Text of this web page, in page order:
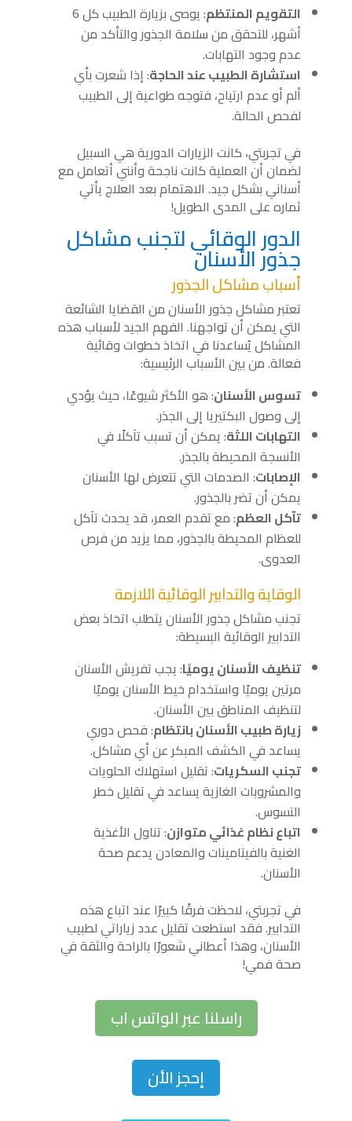
التقويم المنتظم
: يوصى بزيارة الطبيب كل 6
أشهر، للتحقق من سلامة الجذور والتأكد من
عدم وجود التهابات.
استشارة الطبيب عند الحاجة: إذا شعرت بأي
ألم أو عدم ارتياح، فتوجه طواعية إلى الطبيب
لفحص الحالة.
في تجربتي، كانت الزيارات الدورية هي السبيل
لضمان أن العملية كانت ناجحة وأنني أتعامل مع
أسناني بشكل جيد. الاهتمام بعد العلاج يأتي
ثماره على المدى الطويل!
الدور الوقائي لتجنب مشاكل
جذور الأسنان
أسباب مشاكل الجذور
تعتبر مشاكل جذور الأسنان من القضايا الشائعة
التي يمكن أن تواجهنا. الفهم الجيد لأسباب هذه
المشاكل يُساعدنا في اتخاذ خطوات وقائية
فعالة. من بين الأسباب الرئيسية:
تسوس الأسنان: هو الأكثر شيوعًا، حيث يؤدي
إلى وصول البكتيريا إلى الجذر.
التهابات اللثة: يمكن أن تسبب تآكلًا في
الأنسجة المحيطة بالجذر.
الإصابات: الصدمات التي تتعرض لها الأسنان
يمكن أن تضر بالجذور.
تآكل العظم: مع تقدم العمر، قد يحدث تآكل
للعظام المحيطة بالجذور، مما يزيد من فرص
العدوى.
الوقاية والتدابير الوقائية اللازمة
تجنب مشاكل جذور الأسنان يتطلب اتخاذ بعض
التدابير الوقائية البسيطة:
تنظيف الأسنان يوميًا: يجب تفريش الأسنان
مرتين يوميًا واستخدام خيط الأسنان يوميًا
لتنظيف المناطق بين الأسنان.
زيارة طبيب الأسنان بانتظام: فحص دوري
يساعد في الكشف المبكر عن أي مشاكل.
تجنب السكريات: تقليل استهلاك الحلويات
والمشروبات الغازية يساعد في تقليل خطر
التسوس.
اتباع نظام غذائي متوازن: تناول الأغذية
الغنية بالفيتامينات والمعادن يدعم صحة
الأسنان.
في تجربتي، لاحظت فرقًا كبيرًا عند اتباع هذه
التدابير. فقد استطعت تقليل عدد زياراتي لطبيب
الأسنان، وهذا أعطاني شعورًا بالراحة والثقة في
صحة فمي!
راسلنا عبر الواتس اب
إحجز الأن